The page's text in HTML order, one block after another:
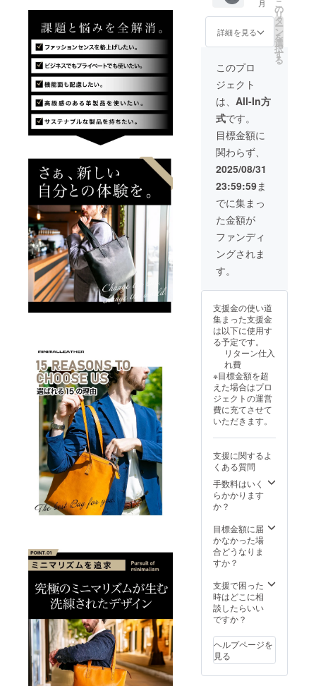
料込み
の価格
です。
ブラッ
ク） 日
本製
トート
×2
《57,20
0円もお
得！》
一般販
売予定
価格
104,000
円
→【55
%OFF
】
46,800
円 ※税
込、送
料込み
の価格
です。
月
詳細を見る
こ
の
リ
タ
ー
ン
を
選
択
す
る
このプロ
ジェクト
は、 All-In方
式です。
目標金額に
関わらず、
2025/08/31
23:59:59ま
でに集まっ
た金額が
ファンディ
ングされま
す。
支援金の使い道
集まった支援金
は以下に使用す
る予定です。
リターン仕入
れ費
※目標金額を超
えた場合はプロ
ジェクトの運営
費に充てさせて
いただきます。
支援に関するよ
くある質問
手数料はいく
らかかります
か？
目標金額に届
かなかった場
合どうなりま
すか？
支援で困った
時はどこに相
談したらいい
ですか？
ヘルプページを
見る